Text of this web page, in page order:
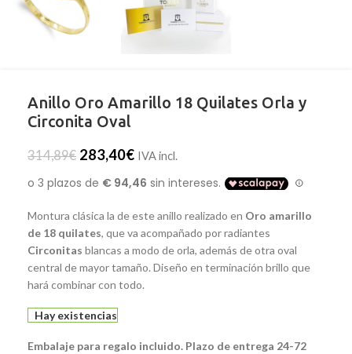
Anillo Oro Amarillo 18 Quilates Orla y
Circonita Oval
314,89€ 283,40€ IVA incl.
Montura clásica la de este anillo realizado en Oro amarillo
de 18 quilates, que va acompañado por radiantes
Circonitas blancas a modo de orla, además de otra oval
central de mayor tamaño. Diseño en terminación brillo que
hará combinar con todo.
Hay existencias
Embalaje para regalo incluido. Plazo de entrega 24-72